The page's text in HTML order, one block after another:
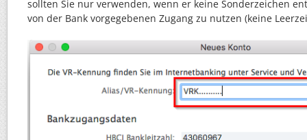
sollten Sie nur verwenden, wenn er keine Sonderzeichen
von der Bank vorgegebenen Zugang zu nutzen (keine